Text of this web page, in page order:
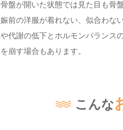
骨盤が開いた状態では見た目も骨
娠前の洋服が着れない、似合わな
や代謝の低下とホルモンバランス
を崩す場合もあります。
こんな